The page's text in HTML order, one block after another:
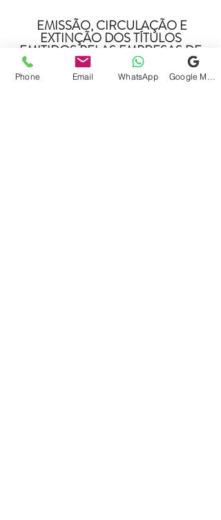
EMISSÃO, CIRCULAÇÃO E
EXTINÇÃO DOS TÍTULOS
EMITIDOS PELAS EMPRESAS DE
ARMAZÉNS GERAIS
Os armazéns gerais emitirão, quando
Phone Email WhatsApp